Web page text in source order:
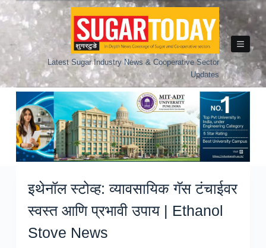
Skip
to
Latest Sugar Industry News & Cooperative Sector
Updates
इथेनॉल स्टोव्ह: व्यावसायिक गॅस टंचाईवर
स्वस्त आणि प्रभावी उपाय | Ethanol
Stove News